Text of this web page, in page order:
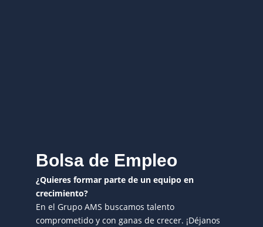
Bolsa de Empleo
¿Quieres formar parte de un equipo en
crecimiento?
En el Grupo AMS buscamos talento
comprometido y con ganas de crecer. ¡Déjanos